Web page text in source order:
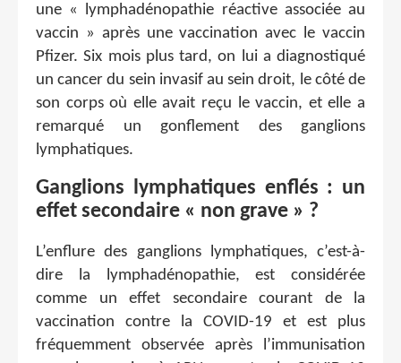
une « lymphadénopathie réactive associée au
vaccin » après une vaccination avec le vaccin
Pfizer. Six mois plus tard, on lui a diagnostiqué
un cancer du sein invasif au sein droit, le côté de
son corps où elle avait reçu le vaccin, et elle a
remarqué un gonflement des ganglions
lymphatiques.
Ganglions lymphatiques enflés : un
effet secondaire « non grave » ?
L’enflure des ganglions lymphatiques, c’est-à-
dire la lymphadénopathie, est considérée
comme un effet secondaire courant de la
vaccination contre la COVID-19 et est plus
fréquemment observée après l’immunisation